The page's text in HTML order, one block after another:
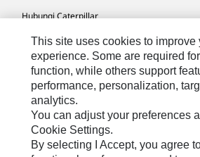
Hubungi Caterpillar
Preferensi Pemasaran Saya
Peta Situs
Cookie Settings
Hukum
Privasi
This site uses cookies to improve
experience. Some are required
function, while others support
performance, personalization,
analytics.
You can adjust your preferences
Cookie Settings.
By selecting I Accept, you agree